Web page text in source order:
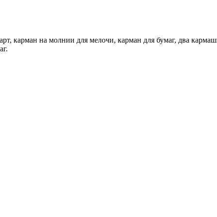
карман на молнии для мелочи, карман для бумаг, два